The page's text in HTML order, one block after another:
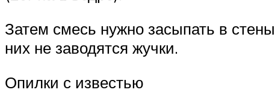
Затем смесь нужно засыпать в
них не заводятся жучки.
Опилки с известью